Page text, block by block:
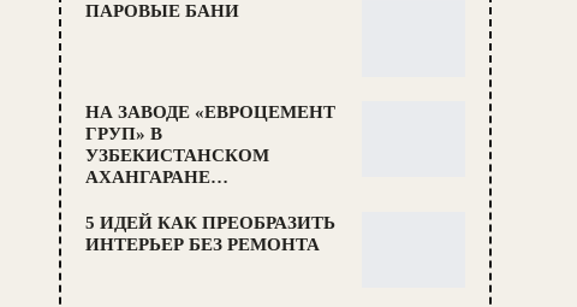
ПАРОВЫЕ БАНИ
НА ЗАВОДЕ «ЕВРОЦЕМЕНТ
ГРУП» В
УЗБЕКИСТАНСКОМ
АХАНГАРАНЕ…
5 ИДЕЙ КАК ПРЕОБРАЗИТЬ
ИНТЕРЬЕР БЕЗ РЕМОНТА